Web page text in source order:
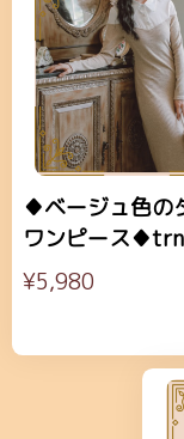
♦ベージュ色の
ワンピース
¥5,980